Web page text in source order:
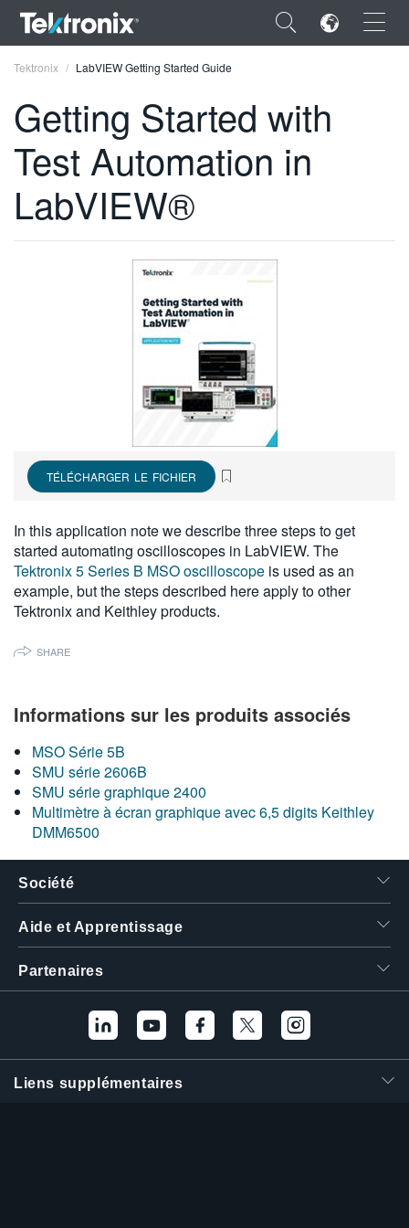
×
ENGLISH
FRANÇAIS
Tektronix LabVIEW Getting Started Guide
Getting Started with
Test Automation in
LabVIEW®
TÉLÉCHARGER LE FICHIER
In this application note we describe three steps to get
started automating oscilloscopes in LabVIEW. The
Tektronix 5 Series B MSO oscilloscope is used as an
example, but the steps described here apply to other
Tektronix and Keithley products.
SHARE
Informations sur les produits associés
MSO Série 5B
SMU série 2606B
SMU série graphique 2400
Multimètre à écran graphique avec 6,5 digits Keithley
DMM6500
Société
Aide et Apprentissage
Partenaires
Liens supplémentaires